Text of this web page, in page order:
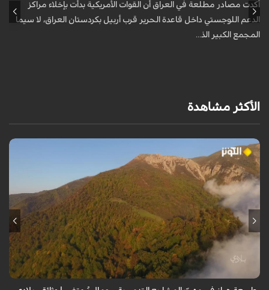
أكدت مصادر مطلعة في العراق أن القوات الأمريكية بدأت بإخلاء مراكز
الدعم اللوجستي داخل قاعدة الحرير قرب أربيل بكردستان العراق، لا سيما
المجمع الكبير الذ...
الأكثر مشاهدة
من قلب طبيعة هراز التي كانت يوماً من أجمل الموائل الطبيعية في إيران، يحذر
المعد من كارثة بيئية: "وحش الأعمال والمشاريع التدميرية تنهش بجسم